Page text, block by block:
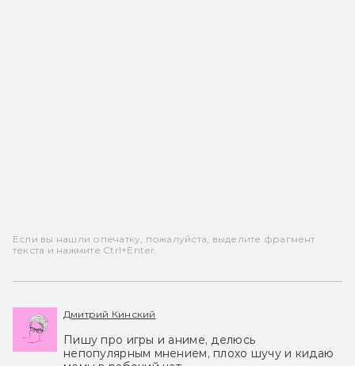
Если вы нашли опечатку, пожалуйста, выделите фрагмент
текста и нажмите Ctrl+Enter.
Дмитрий Кинский
Пишу про игры и аниме, делюсь
непопулярным мнением, плохо шучу и кидаю